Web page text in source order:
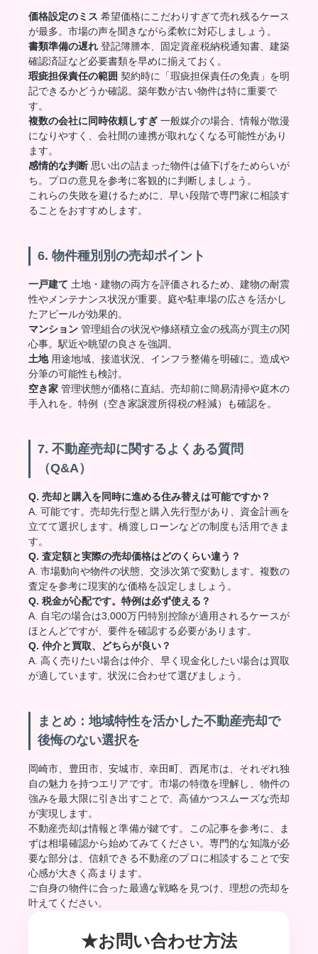
価格設定のミス 希望価格にこだわりすぎて売れ残るケース
が最多。市場の声を聞きながら柔軟に対応しましょう。
書類準備の遅れ 登記簿謄本、固定資産税納税通知書、建築
確認済証など必要書類を早めに揃えておく。
瑕疵担保責任の範囲 契約時に「瑕疵担保責任の免責」を明
記できるかどうか確認。築年数が古い物件は特に重要で
す。
複数の会社に同時依頼しすぎ 一般媒介の場合、情報が散漫
になりやすく、会社間の連携が取れなくなる可能性があり
ます。
感情的な判断 思い出の詰まった物件は値下げをためらいが
ち。プロの意見を参考に客観的に判断しましょう。
これらの失敗を避けるために、早い段階で専門家に相談す
ることをおすすめします。
6. 物件種別別の売却ポイント
一戸建て 土地・建物の両方を評価されるため、建物の耐震
性やメンテナンス状況が重要。庭や駐車場の広さを活かし
たアピールが効果的。
マンション 管理組合の状況や修繕積立金の残高が買主の関
心事。駅近や眺望の良さを強調。
土地用途地域、接道状況、インフラ整備を明確に。造成や
分筆の可能性も検討。
空き家 管理状態が価格に直結。売却前に簡易清掃や庭木の
手入れを。特例（空き家譲渡所得税の軽減）も確認を。
7. 不動産売却に関するよくある質問
（Q&A）
Q. 売却と購入を同時に進める住み替えは可能ですか？
A. 可能です。売却先行型と購入先行型があり、資金計画を
立てて選択します。橋渡しローンなどの制度も活用できま
す。
Q. 査定額と実際の売却価格はどのくらい違う？
A. 市場動向や物件の状態、交渉次第で変動します。複数の
査定を参考に現実的な価格を設定しましょう。
Q. 税金が心配です。特例は必ず使える？
A. 自宅の場合は3,000万円特別控除が適用されるケースが
ほとんどですが、要件を確認する必要があります。
Q. 仲介と買取、どちらが良い？
A. 高く売りたい場合は仲介、早く現金化したい場合は買取
が適しています。状況に合わせて選びましょう。
まとめ：地域特性を活かした不動産売却で
後悔のない選択を
岡崎市、豊田市、安城市、幸田町、西尾市は、それぞれ独
自の魅力を持つエリアです。市場の特徴を理解し、物件の
強みを最大限に引き出すことで、高値かつスムーズな売却
が実現します。
不動産売却は情報と準備が鍵です。この記事を参考に、ま
ずは相場確認から始めてみてください。専門的な知識が必
要な部分は、信頼できる不動産のプロに相談することで安
心感が大きく高まります。
ご自身の物件に合った最適な戦略を見つけ、理想の売却を
叶えてください。
★お問い合わせ方法